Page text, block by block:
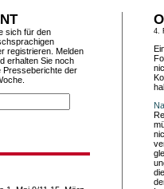
4.
sich für den
registrieren. Melden
erhalten Sie noch
Presseberichte der